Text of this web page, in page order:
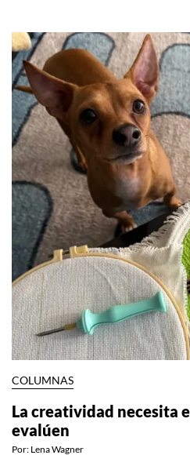
COLUMNAS
La creatividad necesita
evalúen
Por: Lena Wagner